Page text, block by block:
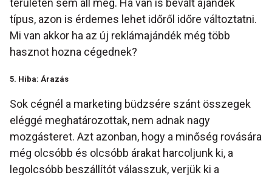
területen sem áll meg. Ha van is bevált ajándék
típus, azon is érdemes lehet időről időre változtatni.
Mi van akkor ha az új reklámajándék még több
hasznot hozna cégednek?
5. Hiba: Árazás
Sok cégnél a marketing büdzsére szánt összegek
eléggé meghatározottak, nem adnak nagy
mozgásteret. Azt azonban, hogy a minőség rovására
még olcsóbb és olcsóbb árakat harcoljunk ki, a
legolcsóbb beszállítót válasszuk, verjük ki a